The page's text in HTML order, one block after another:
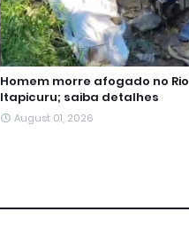
Homem morre afogado no Rio
Itapicuru; saiba detalhes
August 01, 2026